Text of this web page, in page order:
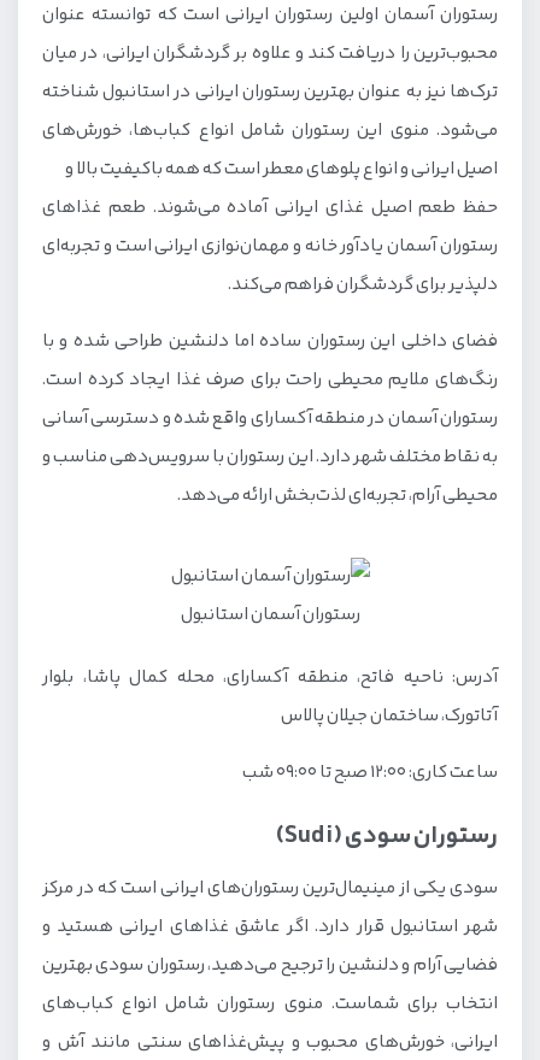
رستوران آسمان اولین رستوران ایرانی است که توانسته عنوان
محبوب‌ترین را دریافت کند و علاوه بر گردشگران ایرانی، در میان
ترک‌ها نیز به عنوان بهترین رستوران ایرانی در استانبول شناخته
می‌شود. منوی این رستوران شامل انواع کباب‌ها، خورش‌های
اصیل ایرانی و انواع پلوهای معطر است که همه باکیفیت بالا و
حفظ طعم اصیل غذای ایرانی آماده می‌شوند. طعم غذاهای
رستوران آسمان یادآور خانه و مهمان‌نوازی ایرانی است و تجربه‌ای
دلپذیر برای گردشگران فراهم می‌کند.
فضای داخلی این رستوران ساده اما دلنشین طراحی شده و با
رنگ‌های ملایم محیطی راحت برای صرف غذا ایجاد کرده است.
رستوران آسمان در منطقه آکسارای واقع شده و دسترسی آسانی
به نقاط مختلف شهر دارد. این رستوران با سرویس‌دهی مناسب و
محیطی آرام، تجربه‌ای لذت‌بخش ارائه می‌دهد.
رستوران آسمان استانبول
آدرس: ناحیه فاتح، منطقه آکسارای، محله کمال پاشا، بلوار
آتاتورک، ساختمان جیلان پالاس
ساعت کاری: ۱۲:۰۰ صبح تا ۰۹:۰۰ شب
رستوران سودی (Sudi)
سودی یکی از مینیمال‌ترین رستوران‌های ایرانی است که در مرکز
شهر استانبول قرار دارد. اگر عاشق غذاهای ایرانی هستید و
فضایی آرام و دلنشین را ترجیح می‌دهید، رستوران سودی بهترین
انتخاب برای شماست. منوی رستوران شامل انواع کباب‌های
ایرانی، خورش‌های محبوب و پیش‌غذاهای سنتی مانند آش و